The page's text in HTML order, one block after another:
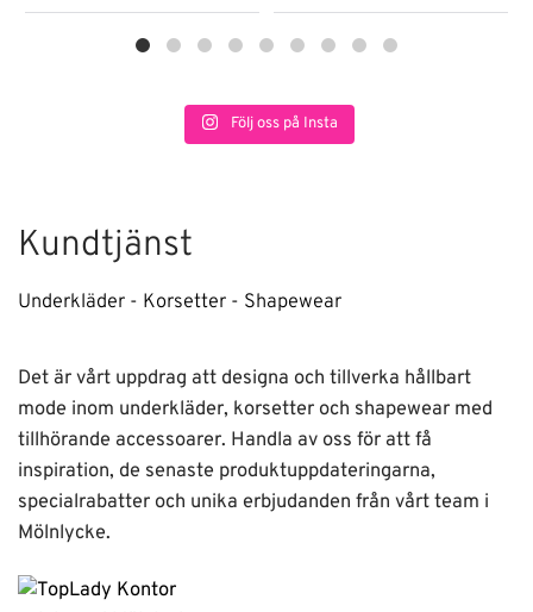
Följ oss på Insta
Kundtjänst
Underkläder - Korsetter - Shapewear
Det är vårt uppdrag att designa och tillverka hållbart
mode inom underkläder, korsetter och shapewear med
tillhörande accessoarer. Handla av oss för att få
inspiration, de senaste produktuppdateringarna,
specialrabatter och unika erbjudanden från vårt team i
Mölnlycke.